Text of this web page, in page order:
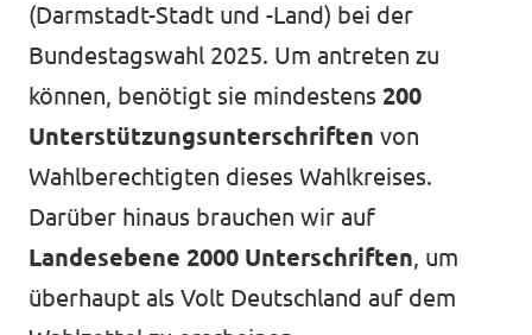
Deine Spende für Volt!
Mache bei uns mit!
Fraktion im Stadtparlament
Leichte Sprache
(Darmstadt-Stadt und -Land) bei der
Bundestagswahl 2025. Um antreten zu
können, benötigt sie mindestens 200
Unterstützungsunterschriften von
Wahlberechtigten dieses Wahlkreises.
Darüber hinaus brauchen wir auf
Landesebene 2000 Unterschriften, um
überhaupt als Volt Deutschland auf dem